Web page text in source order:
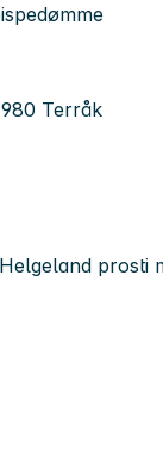
Terråk
prosti